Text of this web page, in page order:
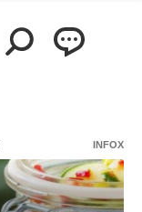
INFOX